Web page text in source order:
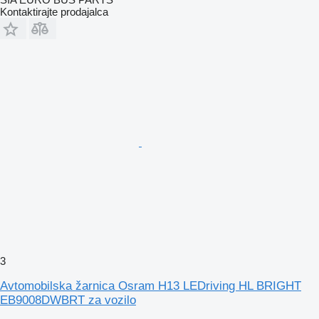
Kontaktirajte prodajalca
3
Avtomobilska žarnica Osram H13 LEDriving HL BRIGHT
EB9008DWBRT za vozilo